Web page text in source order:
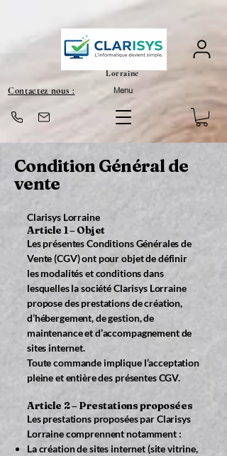
Contactez nous : Menu
Lorraine
Condition Général de
vente
Clarisys Lorraine
Article 1 – Objet
Les présentes Conditions Générales de
Vente (CGV) ont pour objet de définir
les modalités et conditions dans
lesquelles la société Clarisys Lorraine
propose des prestations de création,
d’hébergement, de gestion, de
maintenance et d’accompagnement de
sites internet.
Toute commande implique l’acceptation
pleine et entière des présentes CGV.
Article 2 – Prestations proposées
Les prestations proposées par Clarisys
Lorraine comprennent notamment :
La création de sites internet (site vitrine,